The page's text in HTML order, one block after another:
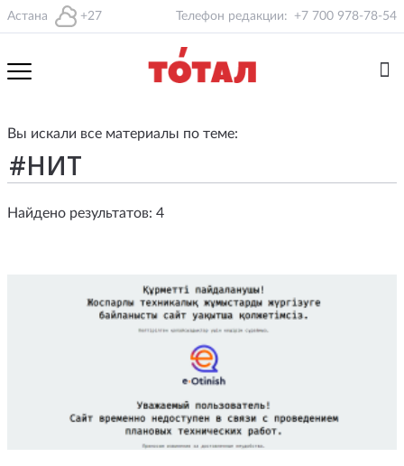
Астана +27 Телефон редакции: +7 700 978-78-54
Вы искали все материалы по теме:
Найдено результатов: 4